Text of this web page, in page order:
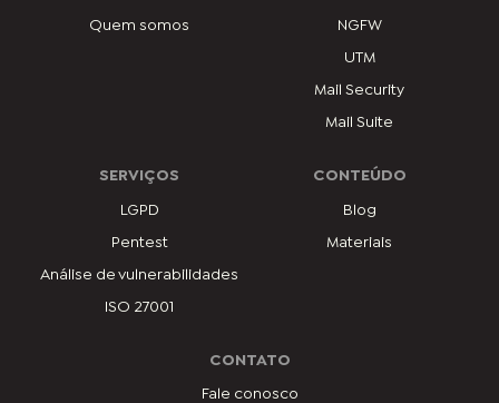
Quem somos NGFW
UTM
Mail Security
Mail Suite
SERVIÇOS
LGPD
Pentest
Análise de vulnerabilidades
ISO 27001
CONTEÚDO
Blog
Materiais
CONTATO
Fale conosco